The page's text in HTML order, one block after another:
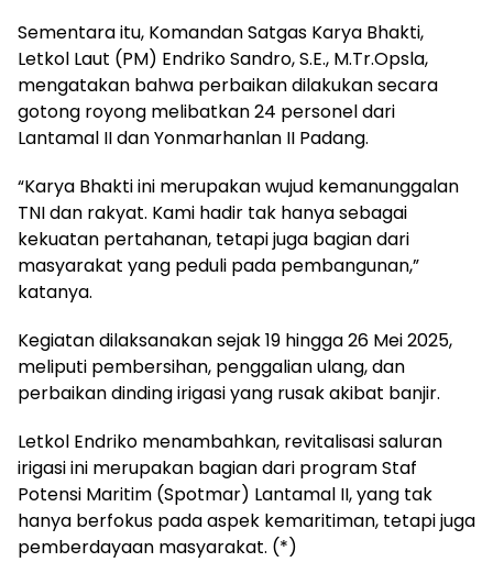
Sementara itu, Komandan Satgas Karya Bhakti,
Letkol Laut (PM) Endriko Sandro, S.E., M.Tr.Opsla,
mengatakan bahwa perbaikan dilakukan secara
gotong royong melibatkan 24 personel dari
Lantamal II dan Yonmarhanlan II Padang.
“Karya Bhakti ini merupakan wujud kemanunggalan
TNI dan rakyat. Kami hadir tak hanya sebagai
kekuatan pertahanan, tetapi juga bagian dari
masyarakat yang peduli pada pembangunan,”
katanya.
Kegiatan dilaksanakan sejak 19 hingga 26 Mei 2025,
meliputi pembersihan, penggalian ulang, dan
perbaikan dinding irigasi yang rusak akibat banjir.
Letkol Endriko menambahkan, revitalisasi saluran
irigasi ini merupakan bagian dari program Staf
Potensi Maritim (Spotmar) Lantamal II, yang tak
hanya berfokus pada aspek kemaritiman, tetapi juga
pemberdayaan masyarakat. (*)